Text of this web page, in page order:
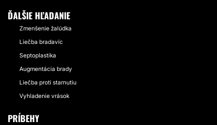
ĎALŠIE HĽADANIE
Zmenšenie žalúdka
Liečba bradavíc
Septoplastika
Augmentácia brady
Liečba proti starnutiu
Vyhladenie vrások
PRÍBEHY